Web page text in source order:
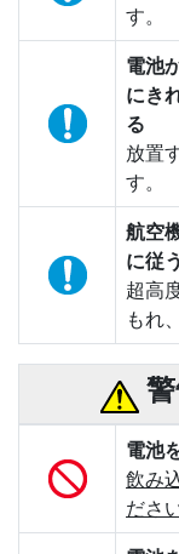
す。
電池
にき
る
放置
す。
航空
に従う
超高
もれ
電池
飲み
ださ